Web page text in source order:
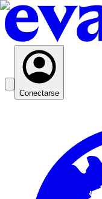
Conectarse